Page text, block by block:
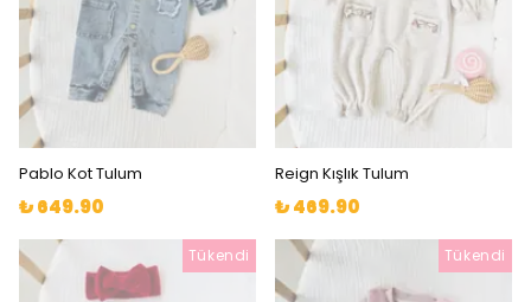
Pablo Kot Tulum
₺ 649.90
Reign Kışlık Tulum
₺ 469.90
Tükendi Tükendi